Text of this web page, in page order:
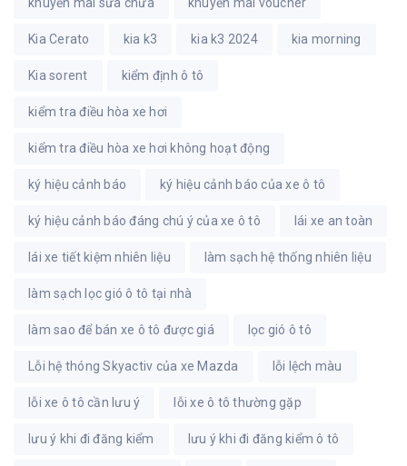
Kia Cerato kia k3 kia k3 2024 kia morning
Kia sorent kiểm định ô tô
kiểm tra điều hòa xe hơi
kiểm tra điều hòa xe hơi không hoạt động
ký hiệu cảnh báo ký hiệu cảnh báo của xe ô tô
ký hiệu cảnh báo đáng chú ý của xe ô tô lái xe an toàn
lái xe tiết kiệm nhiên liệu làm sạch hệ thống nhiên liệu
làm sạch lọc gió ô tô tại nhà
làm sao để bán xe ô tô được giá lọc gió ô tô
Lỗi hệ thóng Skyactiv của xe Mazda lỗi lệch màu
lỗi xe ô tô cần lưu ý lỗi xe ô tô thường gặp
lưu ý khi đi đăng kiểm lưu ý khi đi đăng kiểm ô tô